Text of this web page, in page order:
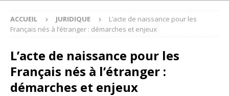
ACCUEIL JURIDIQUE
L’acte de naissance pour les
Français nés à l’étranger : démarches et enjeux
L’acte de naissance pour les
Français nés à l’étranger :
démarches et enjeux